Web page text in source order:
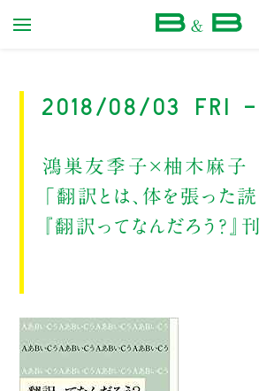
2018/08/03 Fri -
鴻巣友季子×柚木麻子
「翻訳とは、体を張った読
『翻訳ってなんだろう？